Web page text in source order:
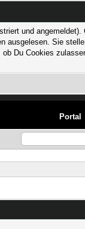
und
ausgelesen. Sie
Du Cookies
Portal